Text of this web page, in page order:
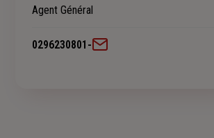
Agent Général
0296230801 -